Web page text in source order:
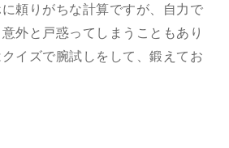
頼りがちな計算ですが、自力で
外と戸惑ってしまうこともあり
イズで腕試しをして、鍛えてお